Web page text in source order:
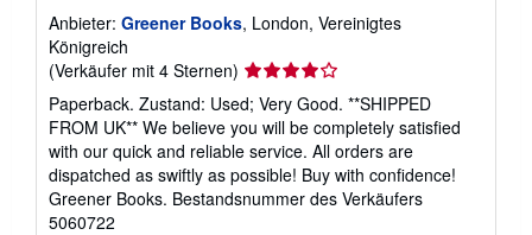
Anbieter: Greener Books, London, Vereinigtes
Königreich
(Verkäufer mit 4 Sternen) Verkäuferbewertung
4
von
5
Sternen
Paperback. Zustand: Used; Very Good. **SHIPPED
FROM UK** We believe you will be completely satisfied
with our quick and reliable service. All orders are
dispatched as swiftly as possible! Buy with confidence!
Greener Books. Bestandsnummer des Verkäufers
5060722